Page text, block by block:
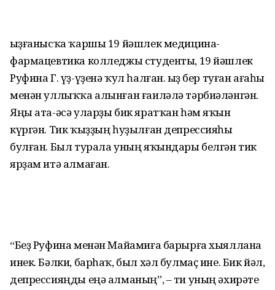
Ҡыҙғанысҡа ҡаршы 19 йәшлек медицина-
фармацевтика колледжы студенты, 19 йәшлек
Руфина Г. үҙ-үҙенә ҡул һалған. Ҡыҙ бер туған ағаһы
менән уллыҡҡа алынған ғаиләлә тәрбиәләнгән.
Яңы ата-әсә уларҙы бик яратҡан һәм яҡын
күргән. Тик ҡыҙҙың һуҙылған депрессияһы
булған. Был турала уның яҡындары белгән тик
ярҙам итә алмаған.
“Беҙ Руфина менән Майамиға барырға хыяллана
инек. Бәлки, барһаҡ, был хәл булмаҫ ине. Бик йәл,
депрессияңды еңә алманың”, – ти уның әхирәте